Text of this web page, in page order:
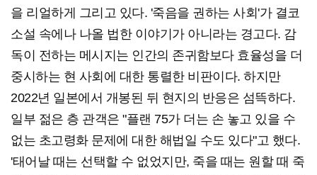
을 리얼하게 그리고 있다. '죽음을 권하는 사회'가 결코
소설 속에나 나올 법한 이야기가 아니라는 경고다. 감
독이 전하는 메시지는 인간의 존귀함보다 효율성을 더
중시하는 현 사회에 대한 통렬한 비판이다. 하지만
2022년 일본에서 개봉된 뒤 현지의 반응은 섬뜩하다.
일부 젊은 층 관객은 "플랜 75가 더는 손 놓고 있을 수
없는 초고령화 문제에 대한 해법일 수도 있다"고 했다.
'태어날 때는 선택할 수 없었지만, 죽을 때는 원할 때 죽